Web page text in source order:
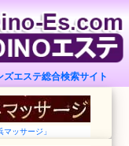
ズエステ総合検索サイト
ッサージ」